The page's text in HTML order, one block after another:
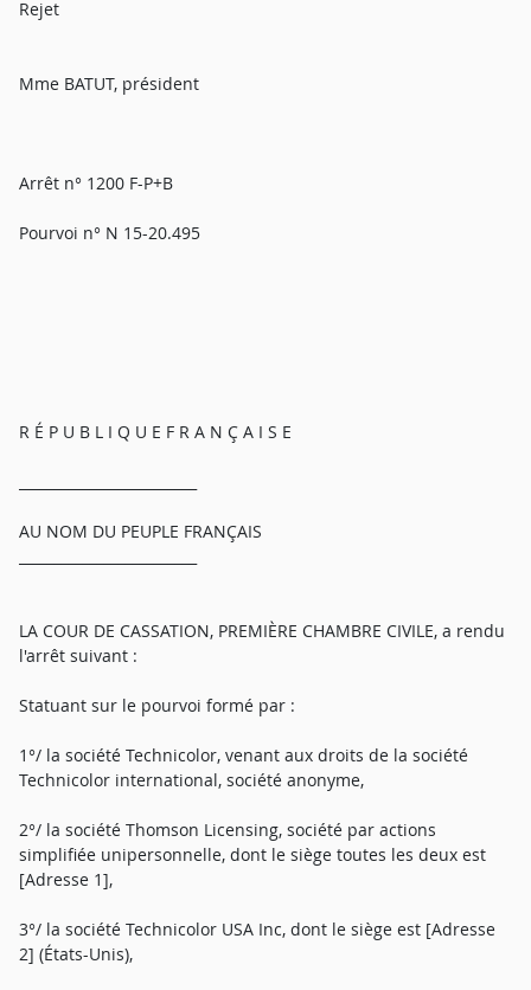
Rejet
Mme BATUT, président
Arrêt n° 1200 F-P+B
Pourvoi n° N 15-20.495
R É P U B L I Q U E F R A N Ç A I S E
AU NOM DU PEUPLE FRANÇAIS
LA COUR DE CASSATION, PREMIÈRE CHAMBRE CIVILE, a rendu
l'arrêt suivant :
Statuant sur le pourvoi formé par :
1°/ la société Technicolor, venant aux droits de la société
Technicolor international, société anonyme,
2°/ la société Thomson Licensing, société par actions
simplifiée unipersonnelle, dont le siège toutes les deux est
[Adresse 1],
3°/ la société Technicolor USA Inc, dont le siège est [Adresse
2] (États-Unis),